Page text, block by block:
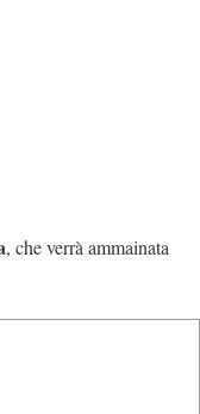
, che verrà ammainata